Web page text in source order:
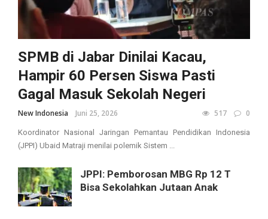
SPMB di Jabar Dinilai Kacau,
Hampir 60 Persen Siswa Pasti
Gagal Masuk Sekolah Negeri
New Indonesia Juni 25, 2026 517 0
Koordinator Nasional Jaringan Pemantau Pendidikan Indonesia
(JPPI) Ubaid Matraji menilai polemik Sistem ...
JPPI: Pemborosan MBG Rp 12 T
Bisa Sekolahkan Jutaan Anak